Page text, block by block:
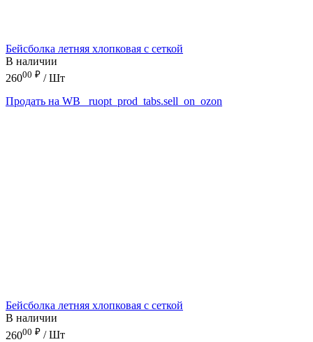
Бейсболка летняя хлопковая с сеткой
В наличии
26000 ₽ / Шт
Продать на WB
_ruopt_prod_tabs.sell_on_ozon
Бейсболка летняя хлопковая с сеткой
В наличии
26000 ₽ / Шт